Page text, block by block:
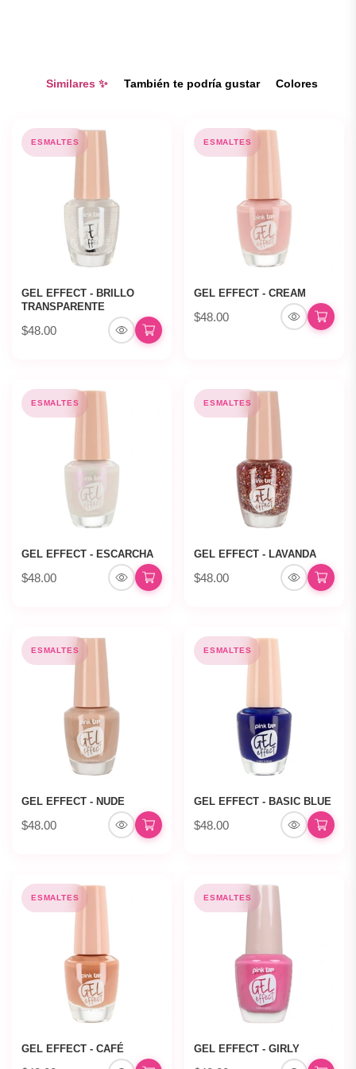
Similares ✨ También te podría gustar Colores
ESMALTES
GEL EFFECT - BRILLO
TRANSPARENTE
$48.00
ESMALTES
GEL EFFECT - CREAM
$48.00
ESMALTES
GEL EFFECT - ESCARCHA
$48.00
ESMALTES
GEL EFFECT - LAVANDA
$48.00
ESMALTES
GEL EFFECT - NUDE
$48.00
ESMALTES
GEL EFFECT - BASIC BLUE
$48.00
ESMALTES
GEL EFFECT - CAFÉ
ESMALTES
GEL EFFECT - GIRLY